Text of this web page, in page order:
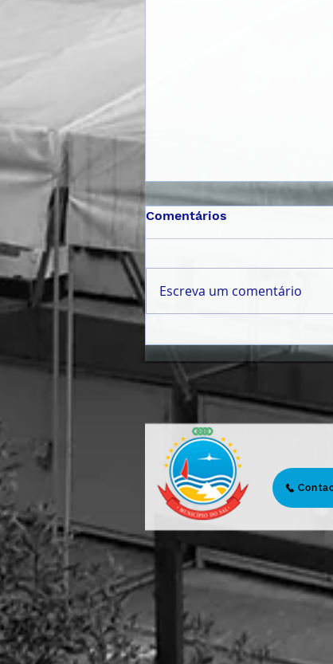
𝟮𝟬𝟮𝟲 | 𝗣𝗔𝗟𝗘𝗦𝗧𝗥𝗔
𝗜𝗡𝗖𝗘𝗡𝗧𝗜𝗩𝗔 𝗝𝗢𝗩𝗘𝗡𝗦 À
𝗖𝗜𝗗𝗔𝗗𝗔𝗡𝗜𝗔 𝗔𝗧𝗜𝗩𝗔 𝗘
𝗣𝗔𝗥𝗧𝗜𝗖𝗜𝗣𝗔ÇÃ𝗢
Comentários
Escreva um comentário